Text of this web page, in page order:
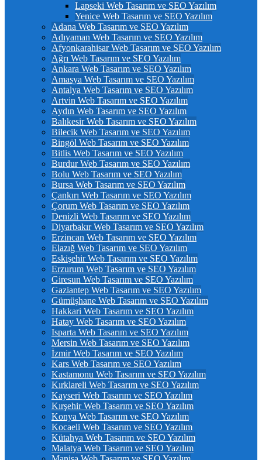
Lapseki Web Tasarım ve SEO Yazılım
Yenice Web Tasarım ve SEO Yazılım
Adana Web Tasarım ve SEO Yazılım
Adıyaman Web Tasarım ve SEO Yazılım
Afyonkarahisar Web Tasarım ve SEO Yazılım
Ağrı Web Tasarım ve SEO Yazılım
Ankara Web Tasarım ve SEO Yazılım
Amasya Web Tasarım ve SEO Yazılım
Antalya Web Tasarım ve SEO Yazılım
Artvin Web Tasarım ve SEO Yazılım
Aydın Web Tasarım ve SEO Yazılım
Balıkesir Web Tasarım ve SEO Yazılım
Bilecik Web Tasarım ve SEO Yazılım
Bingöl Web Tasarım ve SEO Yazılım
Bitlis Web Tasarım ve SEO Yazılım
Burdur Web Tasarım ve SEO Yazılım
Bolu Web Tasarım ve SEO Yazılım
Bursa Web Tasarım ve SEO Yazılım
Çankırı Web Tasarım ve SEO Yazılım
Çorum Web Tasarım ve SEO Yazılım
Denizli Web Tasarım ve SEO Yazılım
Diyarbakır Web Tasarım ve SEO Yazılım
Erzincan Web Tasarım ve SEO Yazılım
Elazığ Web Tasarım ve SEO Yazılım
Eskişehir Web Tasarım ve SEO Yazılım
Erzurum Web Tasarım ve SEO Yazılım
Giresun Web Tasarım ve SEO Yazılım
Gaziantep Web Tasarım ve SEO Yazılım
Gümüşhane Web Tasarım ve SEO Yazılım
Hakkari Web Tasarım ve SEO Yazılım
Hatay Web Tasarım ve SEO Yazılım
Isparta Web Tasarım ve SEO Yazılım
Mersin Web Tasarım ve SEO Yazılım
İzmir Web Tasarım ve SEO Yazılım
Kars Web Tasarım ve SEO Yazılım
Kastamonu Web Tasarım ve SEO Yazılım
Kırklareli Web Tasarım ve SEO Yazılım
Kayseri Web Tasarım ve SEO Yazılım
Kırşehir Web Tasarım ve SEO Yazılım
Konya Web Tasarım ve SEO Yazılım
Kocaeli Web Tasarım ve SEO Yazılım
Kütahya Web Tasarım ve SEO Yazılım
Malatya Web Tasarım ve SEO Yazılım